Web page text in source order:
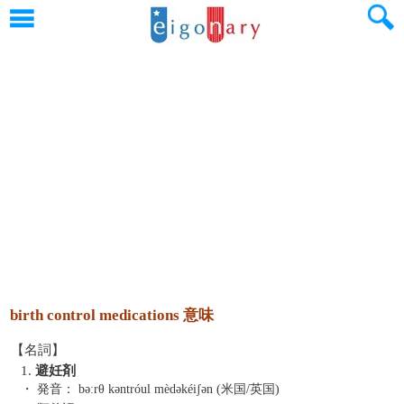
birth control medications 意味
【名詞】
1. 避妊剤
・ 発音：
bəːrθ kəntróul mèdəkéiʃən (米国/英国)